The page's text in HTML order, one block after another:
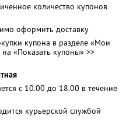
количество купонов
оформить доставку
купона в разделе «Мои
«Показать купоны» >>
с 10.00 до 18.00 в течение
курьерской службой